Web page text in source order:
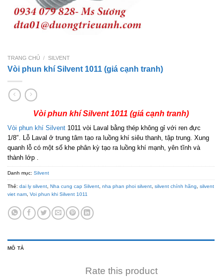
TRANG CHỦ / SILVENT
Vòi phun khí Silvent 1011 (giá cạnh tranh)
Vòi phun khí Silvent 1011 (giá cạnh tranh)
Vòi phun khí Silvent 1011 vòi Laval bằng thép không gỉ với ren đực
1/8″. Lỗ Laval ở trung tâm tạo ra luồng khí siêu thanh, tập trung. Xung
quanh lỗ có một số khe phân kỳ tạo ra luồng khí mạnh, yên tĩnh và
thành lớp .
Danh mục: Silvent
Thẻ: dai ly silvent Nha cung cap Silvent nha phan phoi silvent silvent chính hãng
silvent
viet nam Voi phun khi Silvent 1011
MÔ TẢ
Rate this product